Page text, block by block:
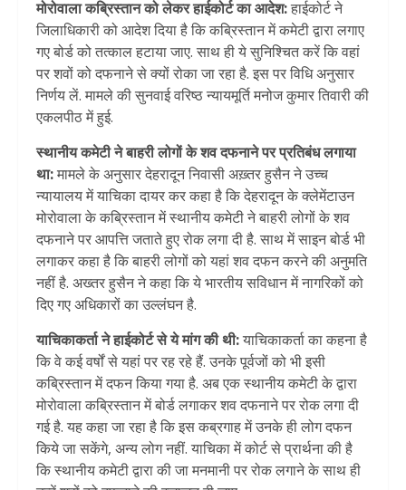
मोरोवाला कब्रिस्तान को लेकर हाईकोर्ट का आदेश:हाईकोर्ट ने
जिलाधिकारी को आदेश दिया है कि कब्रिस्तान में कमेटी द्वारा लगाए
गए बोर्ड को तत्काल हटाया जाए. साथ ही ये सुनिश्चित करें कि वहां
पर शवों को दफनाने से क्यों रोका जा रहा है. इस पर विधि अनुसार
निर्णय लें. मामले की सुनवाई वरिष्ठ न्यायमूर्ति मनोज कुमार तिवारी की
एकलपीठ में हुई.
स्थानीय कमेटी ने बाहरी लोगों के शव दफनाने पर प्रतिबंध लगाया
था:मामले के अनुसार देहरादून निवासी अख़्तर हुसैन ने उच्च
न्यायालय में याचिका दायर कर कहा है कि देहरादून के क्लेमेंटाउन
मोरोवाला के कब्रिस्तान में स्थानीय कमेटी ने बाहरी लोगों के शव
दफनाने पर आपत्ति जताते हुए रोक लगा दी है. साथ में साइन बोर्ड भी
लगाकर कहा है कि बाहरी लोगों को यहां शव दफन करने की अनुमति
नहीं है. अख्तर हुसैन ने कहा कि ये भारतीय सविधान में नागरिकों को
दिए गए अधिकारों का उल्लंघन है.
याचिकाकर्ता ने हाईकोर्ट से ये मांग की थी:याचिकाकर्ता का कहना है
कि वे कई वर्षों से यहां पर रह रहे हैं. उनके पूर्वजों को भी इसी
कब्रिस्तान में दफन किया गया है. अब एक स्थानीय कमेटी के द्वारा
मोरोवाला कब्रिस्तान में बोर्ड लगाकर शव दफनाने पर रोक लगा दी
गई है. यह कहा जा रहा है कि इस कब्रगाह में उनके ही लोग दफन
किये जा सकेंगे, अन्य लोग नहीं. याचिका में कोर्ट से प्रार्थना की है
कि स्थानीय कमेटी द्वारा की जा मनमानी पर रोक लगाने के साथ ही